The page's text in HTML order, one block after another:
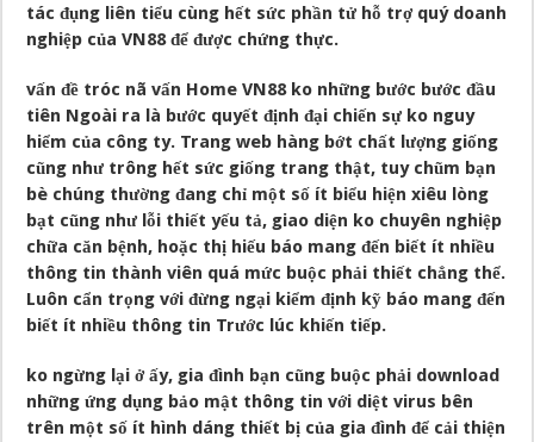
tác đụng liên tiểu cùng hết sức phần tử hỗ trợ quý doanh
nghiệp của VN88 để được chứng thực.
vấn đề tróc nã vấn Home VN88 ko những bước bước đầu
tiên Ngoài ra là bước quyết định đại chiến sự ko nguy
hiểm của công ty. Trang web hàng bớt chất lượng giống
cũng như trông hết sức giống trang thật, tuy chũm bạn
bè chúng thường đang chỉ một số ít biểu hiện xiêu lòng
bạt cũng như lỗi thiết yếu tả, giao diện ko chuyên nghiệp
chữa căn bệnh, hoặc thị hiếu báo mang đến biết ít nhiều
thông tin thành viên quá mức buộc phải thiết chẳng thể.
Luôn cẩn trọng với đừng ngại kiểm định kỹ báo mang đến
biết ít nhiều thông tin Trước lúc khiến tiếp.
ko ngừng lại ở ấy, gia đình bạn cũng buộc phải download
những ứng dụng bảo mật thông tin với diệt virus bên
trên một số ít hình dáng thiết bị của gia đình để cải thiện